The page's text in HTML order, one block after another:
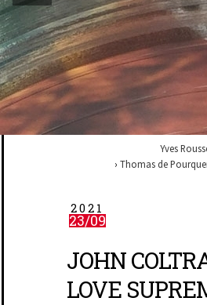
Yves
Thomas de
2021
23/09
JOHN
LOVE